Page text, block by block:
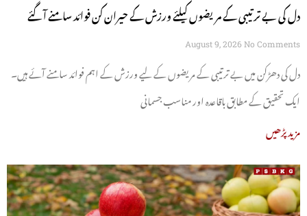
دل کی بے ترتیبی کے مریضوں کیلئے ورزش کے حیران کن فوائد سامنے آگئے
August 9, 2026 No Comments
دل کی دھڑکن میں بے ترتیبی کے مریضوں کے لیے ورزش کے اہم فوائد سامنے آئے ہیں۔
ایک تحقیق کے مطابق باقاعدہ اور مناسب جسمانی
مزید پڑھیں